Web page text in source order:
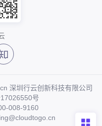
深圳行云创新科技有限公司
号
008-9160